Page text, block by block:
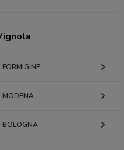
FORMIGINE
MODENA
BOLOGNA